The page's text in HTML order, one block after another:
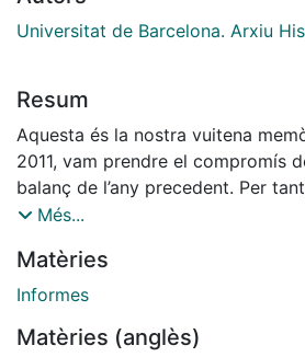
Universitat de Barcelona. Arxiu
Resum
Aquesta és la nostra vuitena
2011, vam prendre el compromís
balanç de l’any precedent. Per
compromís, hem elaborat la
banda, les dades globals amb les
treball continuu del nostre dia a
volum de documentació que
Més...
Matèries
Informes
Matèries (anglès)